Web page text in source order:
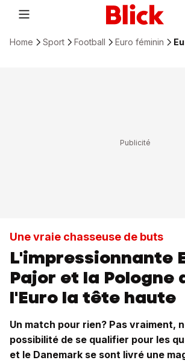
Home Sport Football Euro féminin
Une vraie chasseuse de buts
L'impressionnante
Pajor et la
l'Euro la tête haute
Un match pour rien? Pas vraiment,
possibilité de se qualifier pour les
et le Danemark se sont livré une